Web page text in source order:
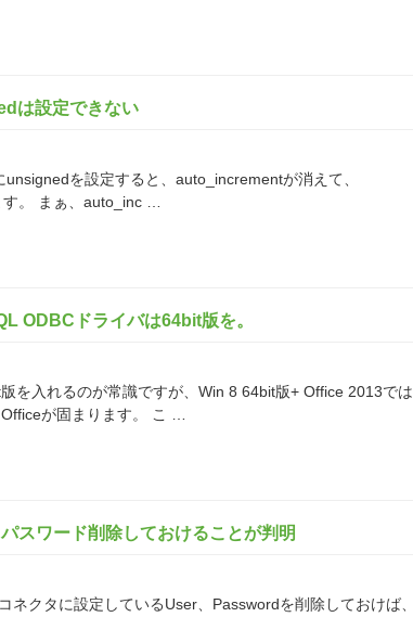
は設定できない
を設定すると、auto_incrementが消えて、
。 まぁ、auto_inc …
ODBCドライバは64bit版を。
を入れるのが常識ですが、Win 8 64bit版+ Office 2013では
が固まります。 こ …
スワード削除しておけることが判明
クタに設定しているUser、Passwordを削除しておけば、